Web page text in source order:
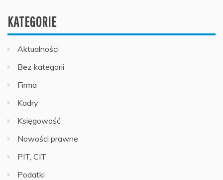
KATEGORIE
Aktualności
Bez kategorii
Firma
Kadry
Księgowość
Nowości prawne
PIT, CIT
Podatki